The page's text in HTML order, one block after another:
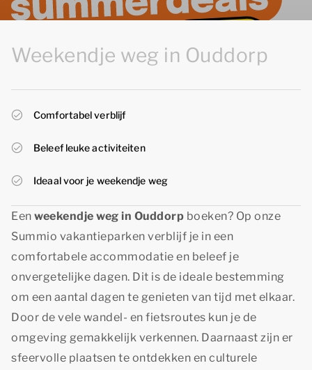
Weekendje weg in Ouddorp
Comfortabel verblijf
Beleef leuke activiteiten
Ideaal voor je weekendje weg
Een weekendje weg in Ouddorp boeken? Op onze
Summio vakantieparken verblijf je in een
comfortabele accommodatie en beleef je
onvergetelijke dagen. Dit is de ideale bestemming
om een aantal dagen te genieten van tijd met elkaar.
Door de vele wandel- en fietsroutes kun je de
omgeving gemakkelijk verkennen. Daarnaast zijn er
sfeervolle plaatsen te ontdekken en culturele